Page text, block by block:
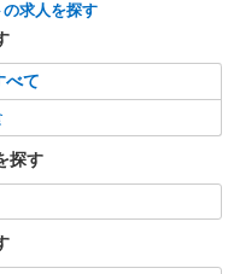
フ（接客・調理・清掃な
〜翌5:00：時給1,375円 ※
朝手当（5:00〜9:00）時給
求人を探す
べて
探す